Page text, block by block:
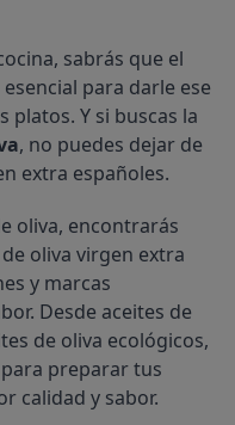
esencial para darle ese
platos. Y si buscas la
, no puedes dejar de
extra españoles.
oliva, encontrarás
oliva virgen extra
y marcas
Desde aceites de
de oliva ecológicos,
calidad y sabor.